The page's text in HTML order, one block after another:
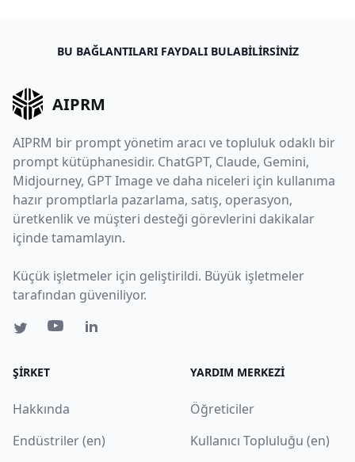
BU BAĞLANTILARI FAYDALI BULABILIRSINIZ
AIPRM
AIPRM bir prompt yönetim aracı ve topluluk odaklı bir
prompt kütüphanesidir. ChatGPT, Claude, Gemini,
Midjourney, GPT Image ve daha niceleri için kullanıma
hazır promptlarla pazarlama, satış, operasyon,
üretkenlik ve müşteri desteği görevlerini dakikalar
içinde tamamlayın.
Küçük işletmeler için geliştirildi. Büyük işletmeler
tarafından güveniliyor.
ŞIRKET
Hakkında
Endüstriler (en)
YARDIM MERKEZI
Öğreticiler
Kullanıcı Topluluğu (en)